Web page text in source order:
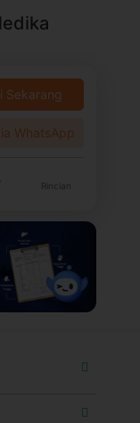
Sekarang
WhatsApp
Rincian